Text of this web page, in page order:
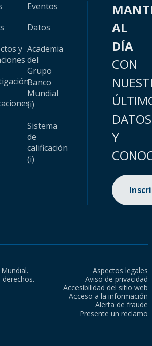
y
Eventos
Datos
Academia
del
Grupo
Banco
Mundial
(i)
Sistema
de
calificación
(i)
AL
DÍA
CON
DATOS
Y
Aspectos legales
Aviso de privacidad
Accesibilidad del sitio web
Acceso a la información
Alerta de fraude
Presente un reclamo